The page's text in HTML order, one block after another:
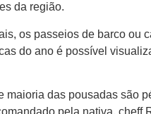
da região.
os passeios de barco
do ano é possível
das pousadas são
pela nativa, cheff